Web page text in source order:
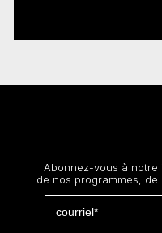
Abonnez-vous à
de nos programmes,